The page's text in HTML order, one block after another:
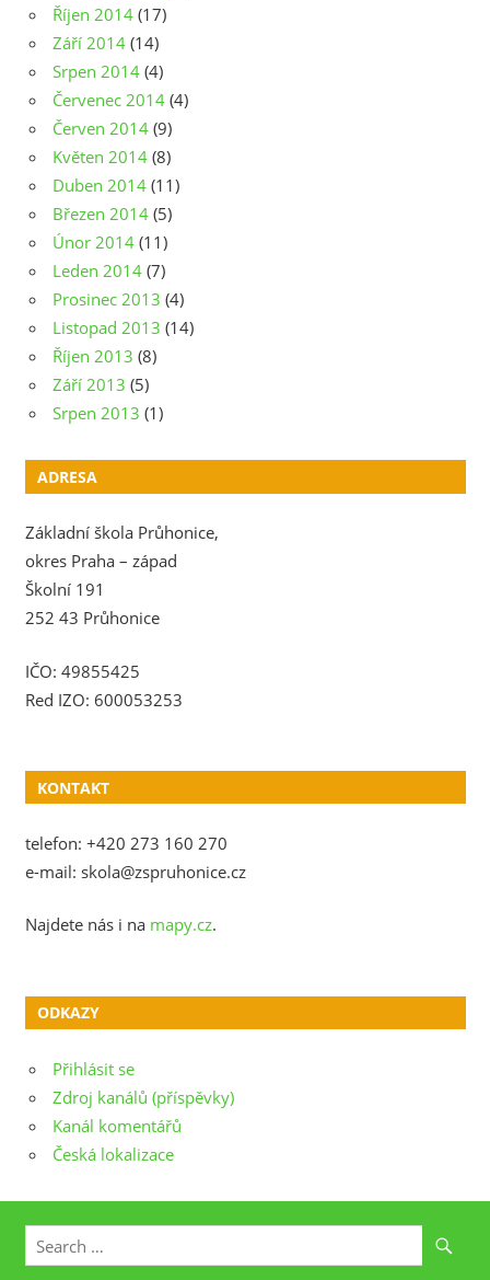
Říjen 2014 (17)
Září 2014 (14)
Srpen 2014 (4)
Červenec 2014 (4)
Červen 2014 (9)
Květen 2014 (8)
Duben 2014 (11)
Březen 2014 (5)
Únor 2014 (11)
Leden 2014 (7)
Prosinec 2013 (4)
Listopad 2013 (14)
Říjen 2013 (8)
Září 2013 (5)
Srpen 2013 (1)
ADRESA
Základní škola Průhonice,
okres Praha – západ
Školní 191
252 43 Průhonice
IČO: 49855425
Red IZO: 600053253
KONTAKT
telefon: +420 273 160 270
e-mail: skola@zspruhonice.cz
Najdete nás i na mapy.cz.
ODKAZY
Přihlásit se
Zdroj kanálů (příspěvky)
Kanál komentářů
Česká lokalizace